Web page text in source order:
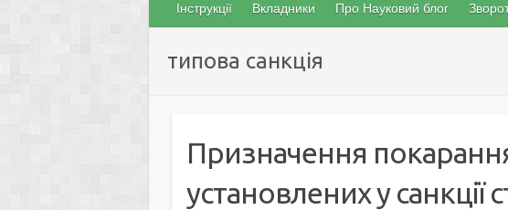
Інструкції Вкладники Про Науковий блог
типова санкція
Призначення
установлених у санкції